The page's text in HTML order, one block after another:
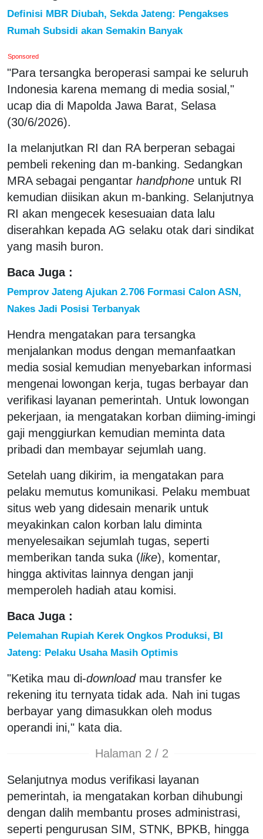
Definisi MBR Diubah, Sekda Jateng: Pengakses
Rumah Subsidi akan Semakin Banyak
Sponsored
"Para tersangka beroperasi sampai ke seluruh
Indonesia karena memang di media sosial,"
ucap dia di Mapolda Jawa Barat, Selasa
(30/6/2026).
Ia melanjutkan RI dan RA berperan sebagai
pembeli rekening dan m-banking. Sedangkan
MRA sebagai pengantar handphone untuk RI
kemudian diisikan akun m-banking. Selanjutnya
RI akan mengecek kesesuaian data lalu
diserahkan kepada AG selaku otak dari sindikat
yang masih buron.
Baca Juga :
Pemprov Jateng Ajukan 2.706 Formasi Calon ASN,
Nakes Jadi Posisi Terbanyak
Hendra mengatakan para tersangka
menjalankan modus dengan memanfaatkan
media sosial kemudian menyebarkan informasi
mengenai lowongan kerja, tugas berbayar dan
verifikasi layanan pemerintah. Untuk lowongan
pekerjaan, ia mengatakan korban diiming-imingi
gaji menggiurkan kemudian meminta data
pribadi dan membayar sejumlah uang.
Setelah uang dikirim, ia mengatakan para
pelaku memutus komunikasi. Pelaku membuat
situs web yang didesain menarik untuk
meyakinkan calon korban lalu diminta
menyelesaikan sejumlah tugas, seperti
memberikan tanda suka (like), komentar,
hingga aktivitas lainnya dengan janji
memperoleh hadiah atau komisi.
Baca Juga :
Pelemahan Rupiah Kerek Ongkos Produksi, BI
Jateng: Pelaku Usaha Masih Optimis
"Ketika mau di-downloadmau transfer ke
rekening itu ternyata tidak ada. Nah ini tugas
berbayar yang dimasukkan oleh modus
operandi ini," kata dia.
Halaman 2 / 2
Selanjutnya modus verifikasi layanan
pemerintah, ia mengatakan korban dihubungi
dengan dalih membantu proses administrasi,
seperti pengurusan SIM, STNK, BPKB, hingga